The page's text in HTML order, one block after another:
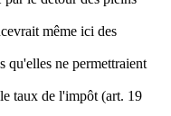
même ici des
qu'elles ne permettraient
taux de l'impôt (art. 19